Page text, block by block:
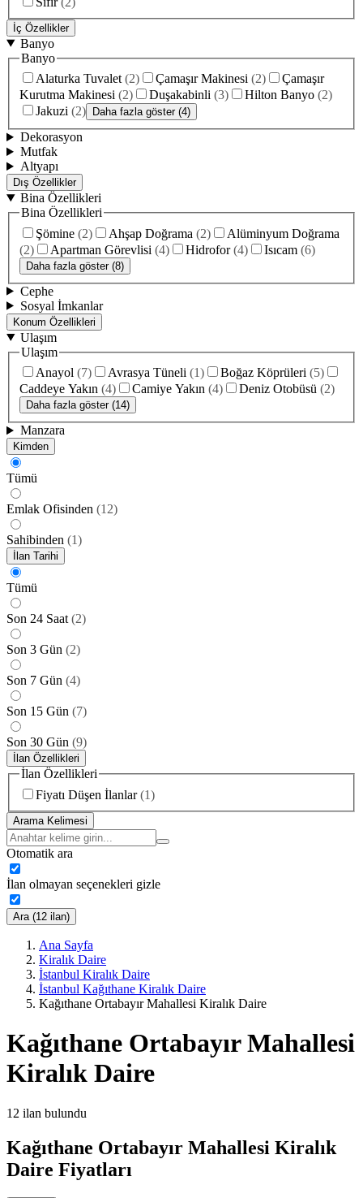
İç Özellikler
Banyo
Banyo
Alaturka Tuvalet (2) Çamaşır Makinesi (2)
Çamaşır
Kurutma Makinesi (2) Duşakabinli (3) Hilton Banyo (2)
Jakuzi (2) Daha fazla göster (4)
Dekorasyon
Mutfak
Altyapı
Dış Özellikler
Bina Özellikleri
Bina Özellikleri
Şömine (2) Ahşap Doğrama (2)
Alüminyum Doğrama
(2) Apartman Görevlisi (4) Hidrofor (4) Isıcam (6)
Daha fazla göster (8)
Cephe
Sosyal İmkanlar
Konum Özellikleri
Ulaşım
Ulaşım
Anayol (7) Avrasya Tüneli (1) Boğaz Köprüleri (5)
Caddeye Yakın (4) Camiye Yakın (4) Deniz Otobüsü (2)
Daha fazla göster (14)
Manzara
Kimden
Tümü
Emlak Ofisinden (12)
Sahibinden (1)
İlan Tarihi
Tümü
Son 24 Saat (2)
Son 3 Gün (2)
Son 7 Gün (4)
Son 15 Gün (7)
Son 30 Gün (9)
İlan Özellikleri
İlan Özellikleri
Fiyatı Düşen İlanlar (1)
Arama Kelimesi
Otomatik ara
İlan olmayan seçenekleri gizle
Ara (12 ilan)
Ana Sayfa
Kiralık Daire
İstanbul Kiralık Daire
İstanbul Kağıthane Kiralık Daire
Kağıthane Ortabayır Mahallesi Kiralık Daire
Kağıthane Ortabayır Mahallesi
Kiralık Daire
12 ilan bulundu
Kağıthane Ortabayır Mahallesi Kiralık
Daire Fiyatları